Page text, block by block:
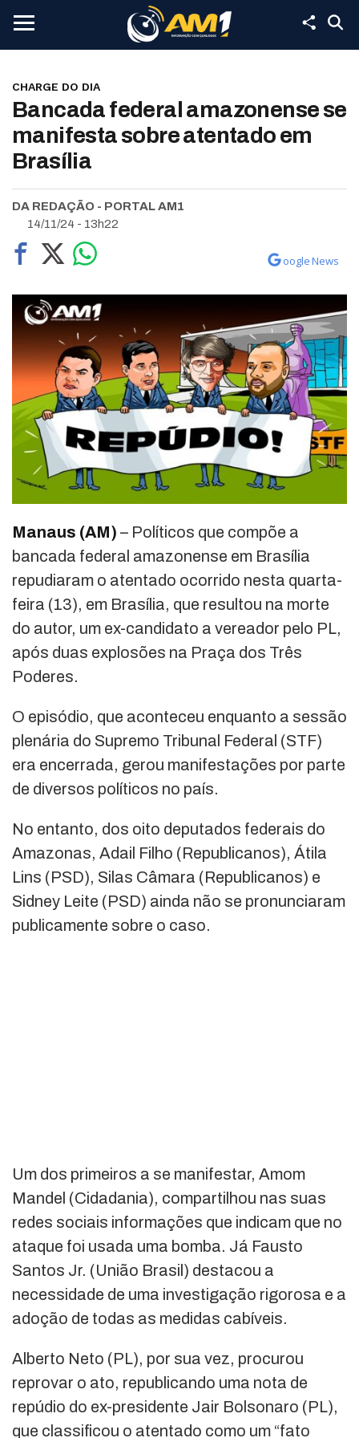
CHARGE DO DIA
Bancada federal amazonense se
manifesta sobre atentado em
Brasília
DA REDAÇÃO - PORTAL AM1
14/11/24 - 13h22
oogle News
Manaus (AM) – Políticos que compõe a
bancada federal amazonense em Brasília
repudiaram o atentado ocorrido nesta quarta-
feira (13), em Brasília, que resultou na morte
do autor, um ex-candidato a vereador pelo PL,
após duas explosões na Praça dos Três
Poderes.
O episódio, que aconteceu enquanto a sessão
plenária do Supremo Tribunal Federal (STF)
era encerrada, gerou manifestações por parte
de diversos políticos no país.
No entanto, dos oito deputados federais do
Amazonas, Adail Filho (Republicanos), Átila
Lins (PSD), Silas Câmara (Republicanos) e
Sidney Leite (PSD) ainda não se pronunciaram
publicamente sobre o caso.
Um dos primeiros a se manifestar, Amom
Mandel (Cidadania), compartilhou nas suas
redes sociais informações que indicam que no
ataque foi usada uma bomba. Já Fausto
Santos Jr. (União Brasil) destacou a
necessidade de uma investigação rigorosa e a
adoção de todas as medidas cabíveis.
Alberto Neto (PL), por sua vez, procurou
reprovar o ato, republicando uma nota de
repúdio do ex-presidente Jair Bolsonaro (PL),
que classificou o atentado como um “fato